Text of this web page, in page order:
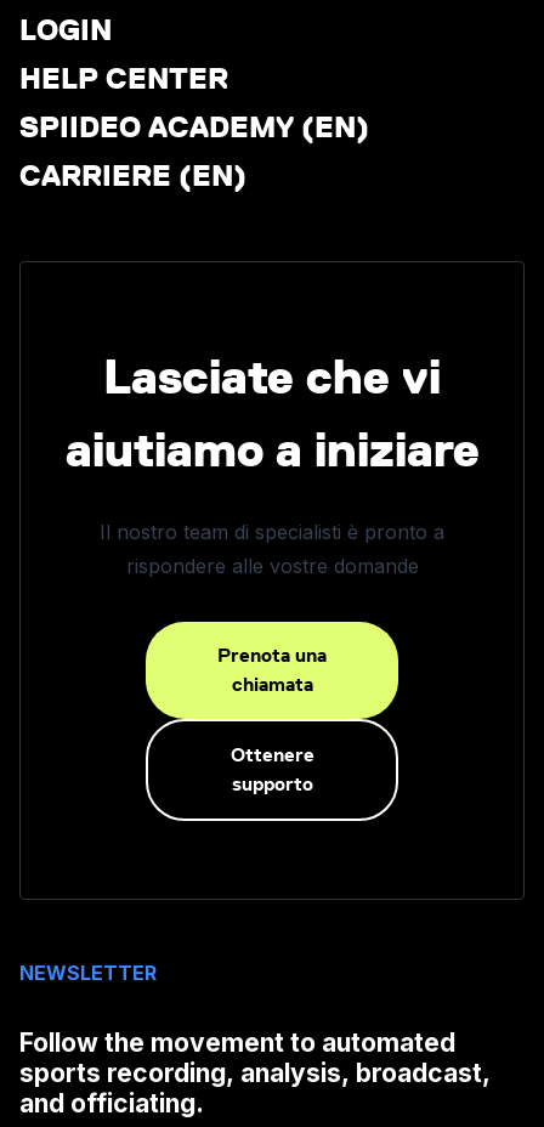
LOGIN
HELP CENTER
SPIIDEO ACADEMY (EN)
CARRIERE (EN)
Lasciate che vi
aiutiamo a iniziare
Il nostro team di specialisti è pronto a
rispondere alle vostre domande
Prenota una
chiamata
Ottenere
supporto
NEWSLETTER